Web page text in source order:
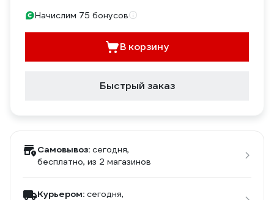
Начислим 75 бонусов
В корзину
Быстрый заказ
Самовывоз: сегодня,
бесплатно, из 2 магазинов
Курьером: сегодня,